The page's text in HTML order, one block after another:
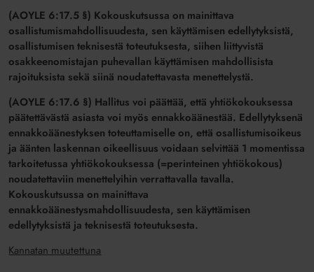
(AOYLE 6:17.5 §) Kokouskutsussa on mainittava
osallistumismahdollisuudesta, sen käyttämisen edellytyksistä,
osallistumisen teknisestä toteutuksesta, siihen liittyvistä
osakkeenomistajan puhevallan käyttämisen mahdollisista
rajoituksista sekä siinä noudatettavasta menettelystä.
(AOYLE 6:17.6 §) Hallitus voi päättää, että yhtiökokouksessa
päätettävästä asiasta voi myös ennakkoäänestää. Edellytyksenä
ennakkoäänestyksen toteuttamiselle on, että osallistumisoikeus
ja äänten laskennan oikeellisuus voidaan selvittää 1 momentissa
tarkoitetussa yhtiökokouksessa (=perinteinen yhtiökokous)
noudatettaviin menettelyihin verrattavalla tavalla.
Kokouskutsussa on mainittava
ennakkoäänestysmahdollisuudesta, sen käyttämisen
edellytyksistä ja teknisestä toteutuksesta.
Kannatan muutettuna